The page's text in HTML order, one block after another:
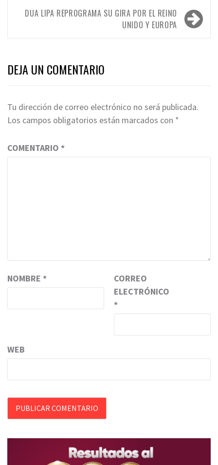
entradas
DUA LIPA REPROGRAMA SU GIRA POR EL REINO
UNIDO Y EUROPA
DEJA UN COMENTARIO
Tu dirección de correo electrónico no será publicada.
Los campos obligatorios están marcados con *
COMENTARIO *
NOMBRE *
CORREO
ELECTRÓNICO
*
WEB